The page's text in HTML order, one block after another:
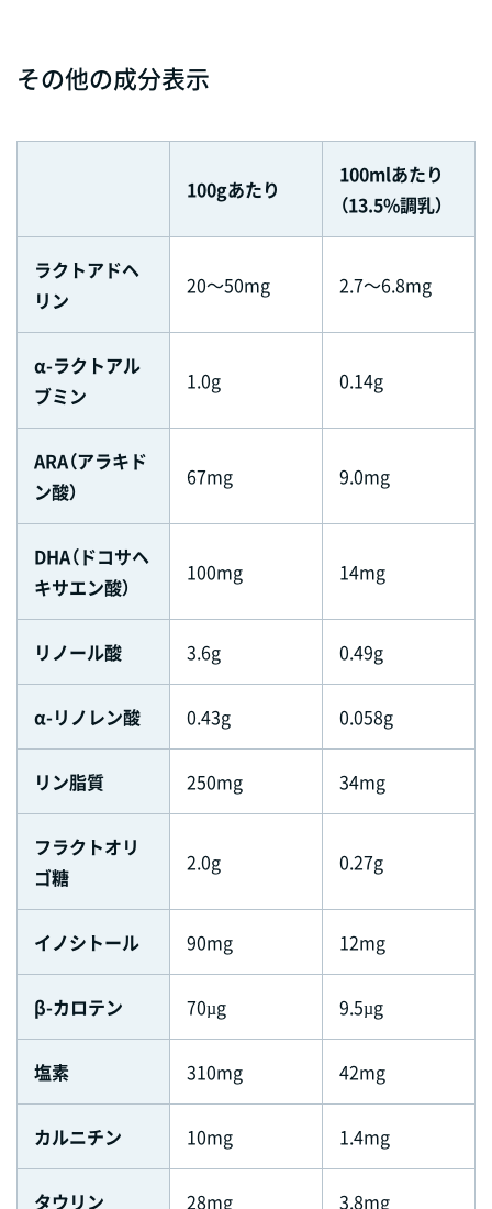
その他の成分表示
100gあたり
100mlあたり
（13.5%調乳）
ラクトアドヘ
リン
20～50mg 2.7～6.8mg
α-ラクトアル
ブミン
1.0g 0.14g
ARA（アラキド
ン酸）
67mg 9.0mg
DHA（ドコサヘ
キサエン酸）
100mg 14mg
リノール酸 3.6g 0.49g
α-リノレン酸 0.43g 0.058g
リン脂質 250mg 34mg
フラクトオリ
ゴ糖
2.0g 0.27g
イノシトール 90mg 12mg
β-カロテン 70µg 9.5µg
塩素 310mg 42mg
カルニチン 10mg 1.4mg
タウリン 28mg 3.8mg